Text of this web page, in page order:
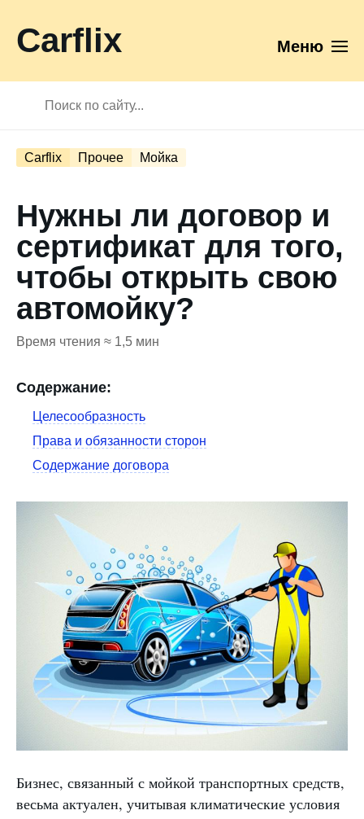
Carflix Меню
Carflix Прочее Мойка
Нужны ли договор и
сертификат для того,
чтобы открыть свою
автомойку?
Время чтения ≈ 1,5 мин
Содержание:
Целесообразность
Права и обязанности сторон
Содержание договора
Бизнес, связанный с мойкой транспортных средств,
весьма актуален, учитывая климатические условия